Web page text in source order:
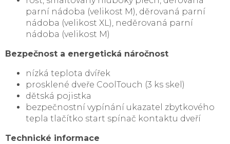
parní nádoba (velikost M), děrovaná parní
nádoba (velikost XL), neděrovaná parní
nádoba (velikost M)
Bezpečnost a energetická náročnost
nízká teplota dvířek
prosklené dveře CoolTouch (3 ks skel)
dětská pojistka
bezpečnostní vypínání ukazatel zbytkového
tepla tlačítko start spínač kontaktu dveří
Technické informace